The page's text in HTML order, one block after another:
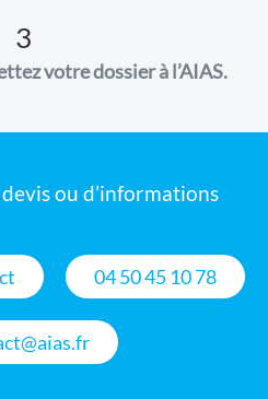
3
votre dossier à l’AIAS.
ou d’informations
04 50 45 10 78